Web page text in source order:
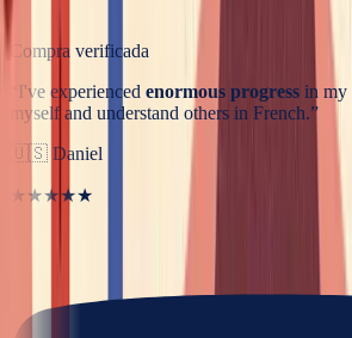
Compra verificada
I've experienced enormous progress in my
myself and understand others in French.”
🇺🇸 Daniel
★★★★★